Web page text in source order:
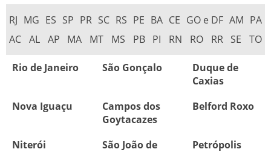
PAINEL DIDÁTICO INSTALAÇÕES ELÉTRICAS
RJ MG ES SP PR SC RS PE BA CE GO e DF AM PA
AC AL AP MA MT MS PB PI RN RO RR SE TO
Rio de Janeiro São Gonçalo
Duque de
Caxias
Nova Iguaçu
Campos dos
Goytacazes
Belford Roxo
Niterói
São João de
Petrópolis